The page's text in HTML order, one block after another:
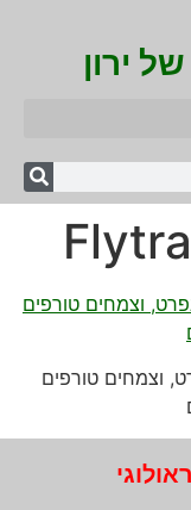
ירון
וצמחים טורפים